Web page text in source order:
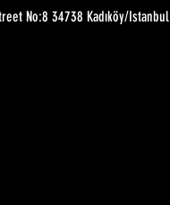
No:8 34738 Kadıköy/Istanbul